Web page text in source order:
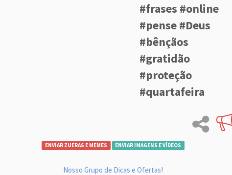
#frases #online
#pense #Deus
#bênçãos
#gratidão
#proteção
#quartafeira
ENVIAR ZUERAS E MEMES ENVIAR IMAGENS E VÍDEOS
Nosso Grupo de Dicas e Ofertas!